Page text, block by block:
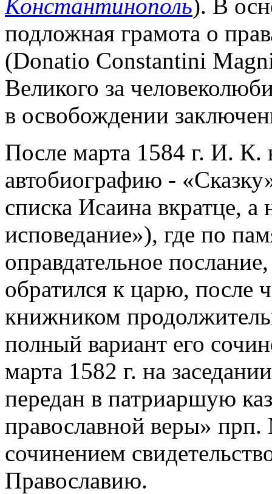
Константинополь). В
подложная грамота о
(Donatio Constantini
Великого за
в освобождении
После марта 1584 г. И. К.
автобиографию -
списка Исаина вкратце,
исповедание»), где по
оправдательное
обратился к царю, после
книжником
полный вариант его
марта 1582 г. на
передан в патриаршую
православной веры»
сочинением
Православию.